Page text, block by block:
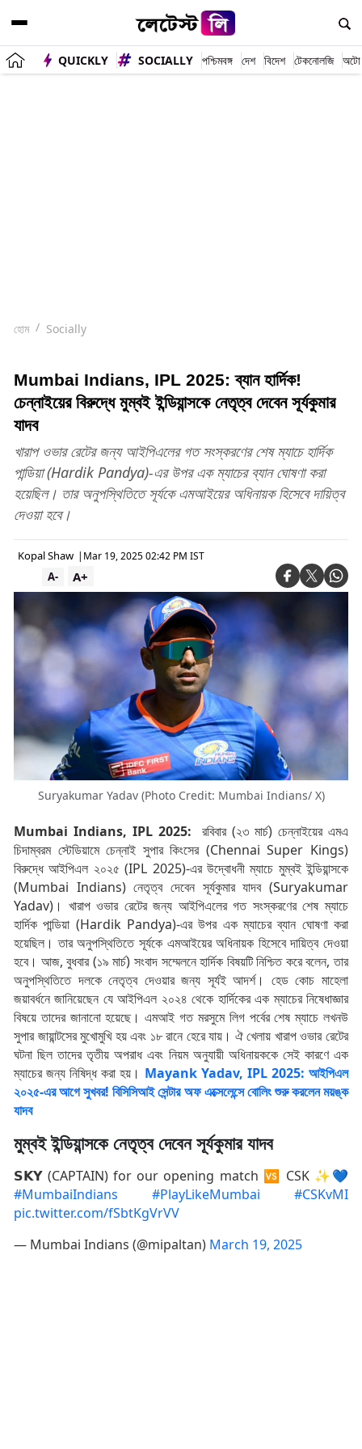
QUICKLY SOCIALLY পশ্চিমবঙ্গ দেশ বিদেশ টেকনোলজি অটো
হোম Socially
Mumbai Indians, IPL 2025: ব্যান হার্দিক!
চেন্নাইয়ের বিরুদ্ধে মুম্বই ইন্ডিয়ান্সকে নেতৃত্ব দেবেন সূর্যকুমার
যাদব
খারাপ ওভার রেটের জন্য আইপিএলের গত সংস্করণের শেষ ম্যাচে হার্দিক
পান্ডিয়া (Hardik Pandya)-এর উপর এক ম্যাচের ব্যান ঘোষণা করা
হয়েছিল। তার অনুপস্থিতিতে সূর্যকে এমআইয়ের অধিনায়ক হিসেবে দায়িত্ব
দেওয়া হবে।
Kopal Shaw | Mar 19, 2025 02:42 PM IST
A+
A-
Suryakumar Yadav (Photo Credit: Mumbai Indians/ X)
Mumbai Indians, IPL 2025:
রবিবার (২৩ মার্চ) চেন্নাইয়ের এমএ
চিদাম্বরম স্টেডিয়ামে চেন্নাই সুপার কিংসের (Chennai Super Kings)
বিরুদ্ধে আইপিএল ২০২৫ (IPL 2025)-এর উদ্বোধনী ম্যাচে মুম্বই ইন্ডিয়ান্সকে
(Mumbai Indians) নেতৃত্ব দেবেন সূর্যকুমার যাদব (Suryakumar
Yadav)। খারাপ ওভার রেটের জন্য আইপিএলের গত সংস্করণের শেষ ম্যাচে
হার্দিক পান্ডিয়া (Hardik Pandya)-এর উপর এক ম্যাচের ব্যান ঘোষণা করা
হয়েছিল। তার অনুপস্থিতিতে সূর্যকে এমআইয়ের অধিনায়ক হিসেবে দায়িত্ব দেওয়া
হবে। আজ, বুধবার (১৯ মার্চ) সংবাদ সম্মেলনে হার্দিক বিষয়টি নিশ্চিত করে বলেন, তার
অনুপস্থিতিতে দলকে নেতৃত্ব দেওয়ার জন্য সূর্যই আদর্শ। হেড কোচ মাহেলা
জয়াবর্ধনে জানিয়েছেন যে আইপিএল ২০২৪ থেকে হার্দিকের এক ম্যাচের নিষেধাজ্ঞার
বিষয়ে তাদের জানানো হয়েছে। এমআই গত মরসুমে লিগ পর্বের শেষ ম্যাচে লখনউ
সুপার জায়ান্টসের মুখোমুখি হয় এবং ১৮ রানে হেরে যায়। ঐ খেলায় খারাপ ওভার রেটের
ঘটনা ছিল তাদের তৃতীয় অপরাধ এবং নিয়ম অনুযায়ী অধিনায়ককে সেই কারণে এক
ম্যাচের জন্য নিষিদ্ধ করা হয়। Mayank Yadav, IPL 2025: আইপিএল
২০২৫-এর আগে সুখবর! বিসিসিআই সেন্টার অফ এক্সেলেন্সে বোলিং শুরু করলেন ময়ঙ্ক
যাদব
মুম্বই ইন্ডিয়ান্সকে নেতৃত্ব দেবেন সূর্যকুমার যাদব
𝗦𝗞𝗬 (CAPTAIN) for our opening match 🆚 CSK ✨💙
#MumbaiIndians
#PlayLikeMumbai
#CSKvMI
pic.twitter.com/fSbtKgVrVV
— Mumbai Indians (@mipaltan) March 19, 2025